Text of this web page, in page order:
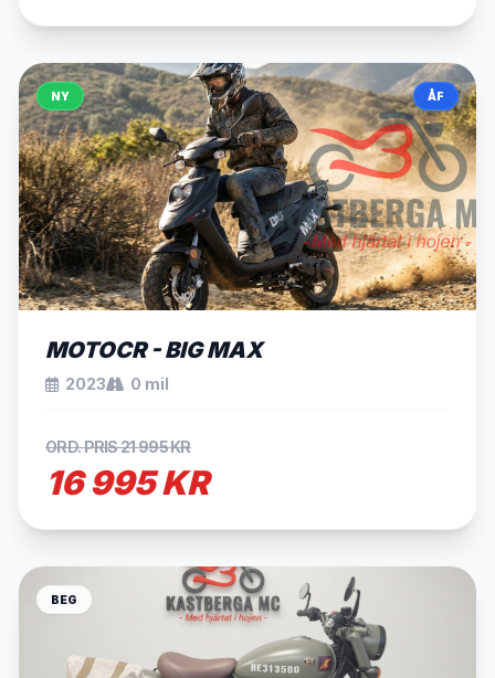
NY ÅF
MOTOCR - BIG MAX
2023 0 mil
ORD. PRIS 21 995 KR
16 995 KR
BEG